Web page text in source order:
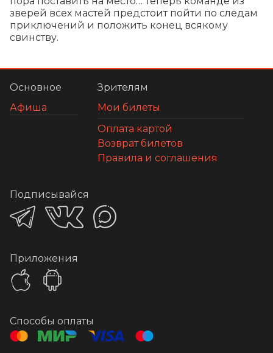
зверей всех мастей предстоит пойти по следам
приключений и положить конец всякому
свинству.
Основное
Афиша
Зрителям
Мои билеты
Оплата картой
Возврат билетов
Правила и соглашения
Подписывайся
Приложения
Способы оплаты